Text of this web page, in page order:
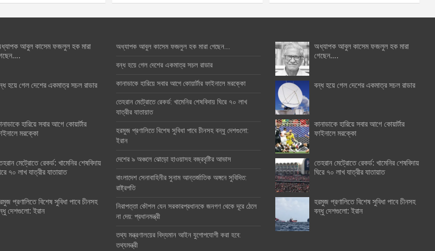
আবুল কাসেম ফজলুল হক মারা
হয়ে গেল দেশের একমাত্র সচল রাডার
হারিয়ে সবার আগে কোয়ার্টার
মরক্কো
মেট্রোতে রেকর্ড: খামেনির শেষবিদায়
৭০ লাখ যাত্রীর যাতায়াত
প্রণালিতে বিশেষ সুবিধা পাবে চীনসহ
দেশগুলো: ইরান
অধ্যাপক আবুল কাসেম ফজলুল হক মারা গেছেন….
বন্ধ হয়ে গেল দেশের একমাত্র সচল রাডার
কানাডাকে হারিয়ে সবার আগে কোয়ার্টার ফাইনালে মরক্কো
তেহরান মেট্রোতে রেকর্ড: খামেনির শেষবিদায় ঘিরে ৭০ লাখ
যাত্রীর যাতায়াত
হরমুজ প্রণালিতে বিশেষ সুবিধা পাবে চীনসহ বন্ধু দেশগুলো:
ইরান
দেশের ৯ অঞ্চলে ঝোড়ো হাওয়াসহ বজ্রবৃষ্টির আভাস
বাংলাদেশ সেনাবাহিনীর সুনাম আন্তর্জাতিক অঙ্গনে সুবিদিত:
রাষ্ট্রপতি
নিরাপত্তা কৌশল যেন সরকারপ্রধানকে জনগণ থেকে দূরে ঠেলে
না দেয়: প্রধানমন্ত্রী
তথ্য মন্ত্রণালয়ের বিদ্যমান আইন যুগোপযোগী করা হবে:
তথ্যমন্ত্রী
অধ্যাপক আবুল কাসেম ফজলুল হক মারা
গেছেন….
বন্ধ হয়ে গেল দেশের একমাত্র সচল রাডার
কানাডাকে হারিয়ে সবার আগে কোয়ার্টার
ফাইনালে মরক্কো
তেহরান মেট্রোতে রেকর্ড: খামেনির শেষবিদায়
ঘিরে ৭০ লাখ যাত্রীর যাতায়াত
হরমুজ প্রণালিতে বিশেষ সুবিধা পাবে চীনসহ
বন্ধু দেশগুলো: ইরান